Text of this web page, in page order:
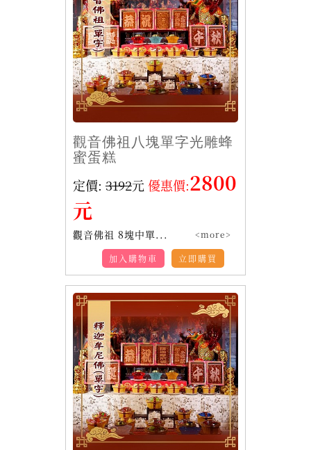
觀音佛祖八塊單字光雕蜂
蜜蛋糕
定價: 3192元 優惠價:2800
元
觀音佛祖 8塊中單... <more>
立即購買
加入購物車